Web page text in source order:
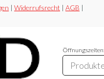
| Widerrufsrecht | AGB |